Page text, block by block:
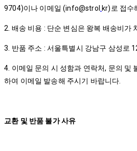
9704)이나 이메일 (info@strol kr)로 접수
2. 배송 비용 : 단순 변심은 왕복 배송비가
3. 반품 주소 : 서울특별시 강남구 삼성로
4. 이메일 문의 시 성함과 연락처, 문의 및
하여 이메일 발송해 주시기 바랍니다.
교환 및 반품 불가 사유